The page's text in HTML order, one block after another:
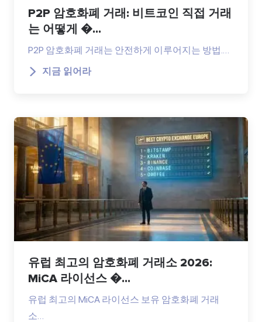
P2P 암호화폐 거래: 비트코인 직접 거래
는 어떻게 �...
P2P 암호화폐 거래는 안전하게 이루어지는 방법.…
지금 읽어라
유럽 최고의 암호화폐 거래소 2026:
MiCA 라이선스 �...
유럽 최고의 MiCA 라이선스 보유 암호화폐 거래
소…